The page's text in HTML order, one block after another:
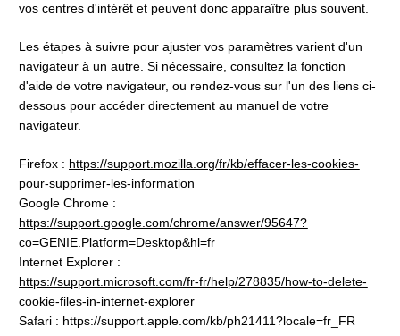
vos centres d'intérêt et peuvent donc apparaître plus souvent.
Les étapes à suivre pour ajuster vos paramètres varient d'un
navigateur à un autre. Si nécessaire, consultez la fonction
d'aide de votre navigateur, ou rendez-vous sur l'un des liens ci-
dessous pour accéder directement au manuel de votre
navigateur.
Firefox : https://support.mozilla.org/fr/kb/effacer-les-cookies-
pour-supprimer-les-information
https://support.google.com/chrome/answer/95647?
co=GENIE.Platform=Desktop&hl=fr
Internet Explorer :
https://support.microsoft.com/fr-fr/help/278835/how-to-delete-
cookie-files-in-internet-explorer
Safari : https://support.apple.com/kb/ph21411?locale=fr_FR